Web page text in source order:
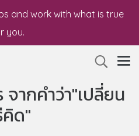
and work with what is true
you.
จากคำว่า"เปลี่ยน
ด"